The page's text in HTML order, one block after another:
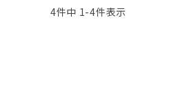
4件中 1-4件表示